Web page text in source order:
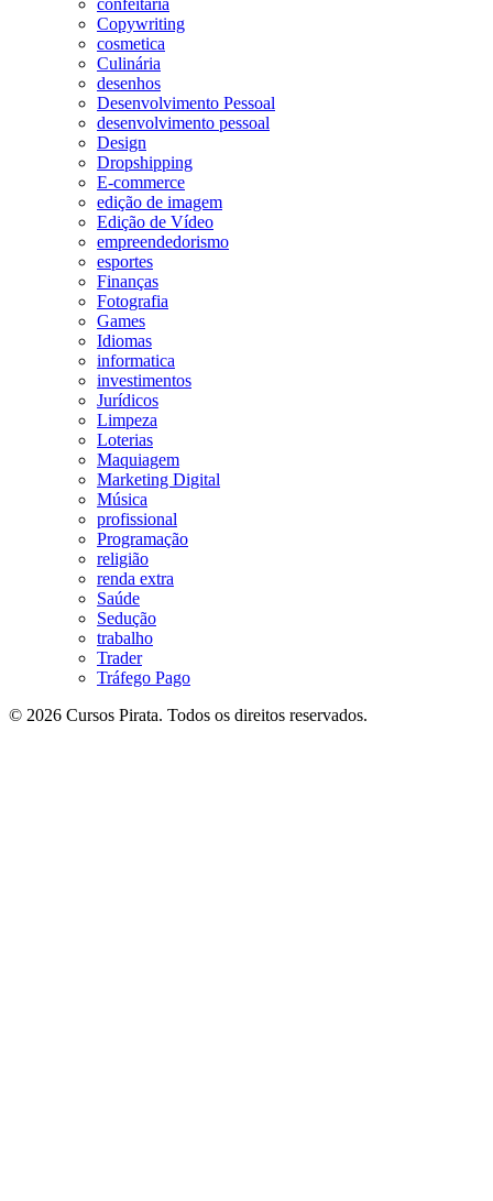
confeitaria
Copywriting
cosmetica
Culinária
desenhos
Desenvolvimento Pessoal
desenvolvimento pessoal
Design
Dropshipping
E-commerce
edição de imagem
Edição de Vídeo
empreendedorismo
esportes
Finanças
Fotografia
Games
Idiomas
informatica
investimentos
Jurídicos
Limpeza
Loterias
Maquiagem
Marketing Digital
Música
profissional
Programação
religião
renda extra
Saúde
Sedução
trabalho
Trader
Tráfego Pago
© 2026 Cursos Pirata. Todos os direitos reservados.